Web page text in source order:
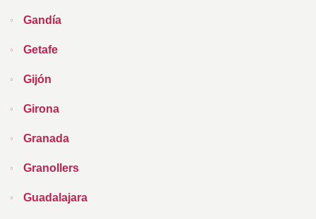
Gandía
Getafe
Gijón
Girona
Granada
Granollers
Guadalajara